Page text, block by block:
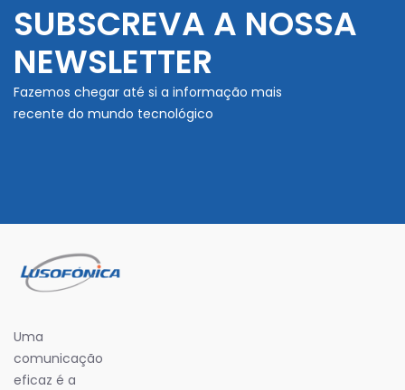
SUBSCREVA A NOSSA
NEWSLETTER
Fazemos chegar até si a informação mais
recente do mundo tecnológico
Uma
comunicação
eficaz é a